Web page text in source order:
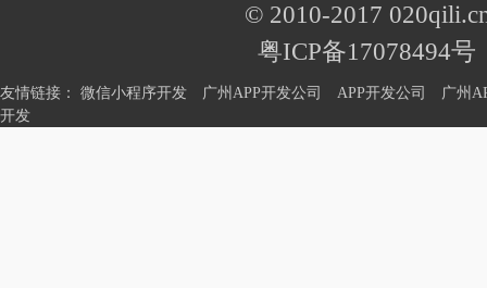
© 2010-2017
粤ICP备17078494号
友情链接： 微信小程序开发 广州APP开发公司 APP开发公司
广州
开发